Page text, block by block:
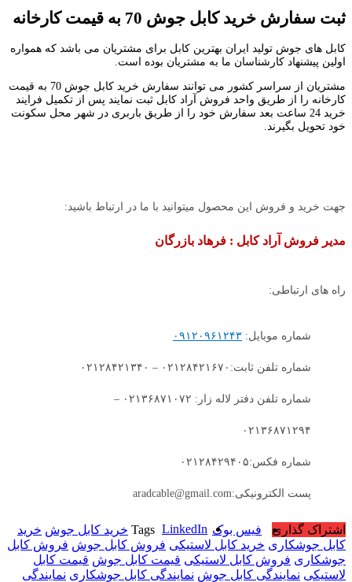
ثبت سفارش خرید کابل جوش 70 به قیمت کارخانه
کابل های جوش تولید ایران بهترین کابل برای مشتریان می باشد که همواره
اولین پیشنهاد کارشناسان ما به مشتریان بوده است.
مشتریان از سراسر کشور می توانند سفارش خرید کابل جوش 70 به قیمت
کارخانه را از طریق واحد فروش آراد کابل ثبت نمایند پس از تکمیل فرایند
خرید 24 ساعت بعد سفارش خود را از طریق باربری در شهر محل سکونت
خود تحویل بگیرند.
جهت خرید و فروش این محصول میتوانید با ما در ارتباط باشید:
مدیر فروش آراد کابل : فرهاد بازرگان
راه های ارتباطی:
شماره موبایل: ۰۹۱۲۰۹۶۱۲۴۳
شماره تلفن ثابت:۰۲۱۲۸۴۲۱۶۷۰ – ۰۲۱۲۸۴۲۱۳۴۰
شماره تلفن دفتر لاله زار: ۰۲۱۳۶۸۷۱۰۷۲ –
۰۲۱۳۶۸۷۱۲۹۴
شماره فکس:۰۲۱۲۸۴۲۹۴۰۵
پست الکترونیکی:aradcable@gmail.com
اشتراک گذاری فیس بوک LinkedIn
Tags خرید کابل جوش خرید
کابل جوشکاری خرید کابل لاستیکی فروش کابل جوش فروش کابل
جوشکاری فروش کابل لاستیکی قیمت کابل جوش قیمت کابل
لاستیکی نمایندگی کابل جوش نمایندگی کابل جوشکاری نمایندگی